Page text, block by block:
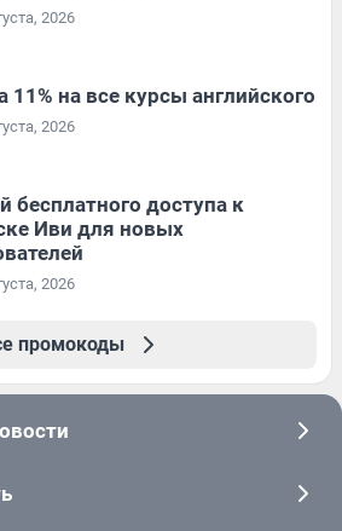
2026
11% на все курсы английского
2026
бесплатного доступа к
Иви для новых
2026
промокоды